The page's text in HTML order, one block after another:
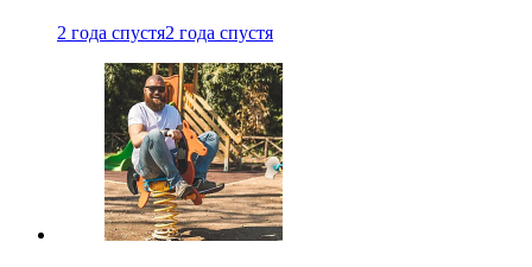
2 года спустя2 года спустя